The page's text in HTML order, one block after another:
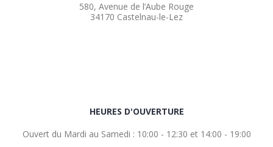
580, Avenue de l’Aube Rouge
34170 Castelnau-le-Lez
HEURES D'OUVERTURE
Ouvert du Mardi au Samedi : 10:00 - 12:30 et 14:00 - 19:00